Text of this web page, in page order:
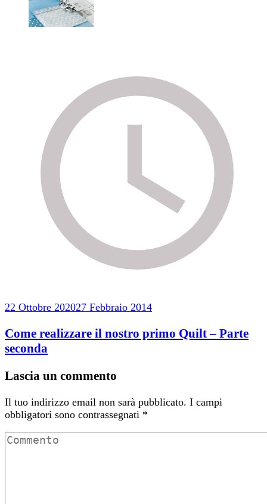
22 Ottobre 202027 Febbraio 2014
Come realizzare il nostro primo Quilt – Parte
seconda
Lascia un commento
Il tuo indirizzo email non sarà pubblicato. I campi
obbligatori sono contrassegnati *
Commento